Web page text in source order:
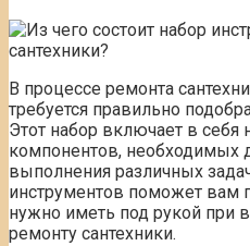
В процессе ремонта
требуется правильно
Этот набор включает в
компонентов, необходимых
выполнения различных
инструментов поможет вам
нужно иметь под рукой при
ремонту сантехники.